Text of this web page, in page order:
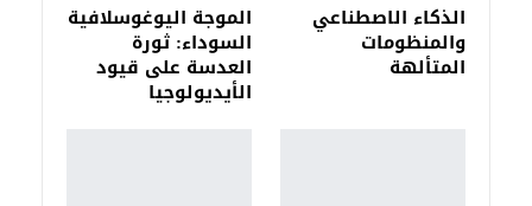
الذكاء الاصطناعي
والمنظومات
المتألهة
الموجة اليوغوسلافية
السوداء: ثورة
العدسة على قيود
الأيديولوجيا